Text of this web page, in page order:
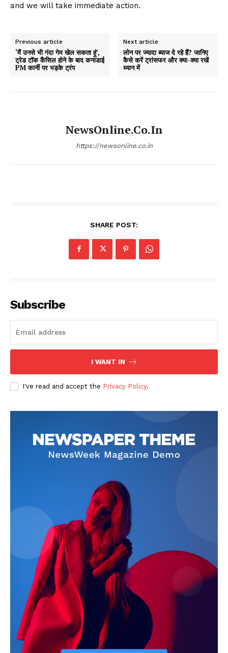
and we will take immediate action.
Previous article
‘मैं उनसे भी गंदा गेम खेल सकता हूं’,
ट्रेड टॉक कैंसिल होने के बाद कनाडाई
PM कार्नी पर भड़के ट्रंप
Next article
लोन पर ज्यादा ब्याज दे रहे हैं? जानिए
कैसे करें ट्रांसफर और क्या-क्या रखें
ध्यान में
NewsOnline.co.in
https://newsonline.co.in
SHARE POST:
Subscribe
I WANT IN
I've read and accept the Privacy Policy.